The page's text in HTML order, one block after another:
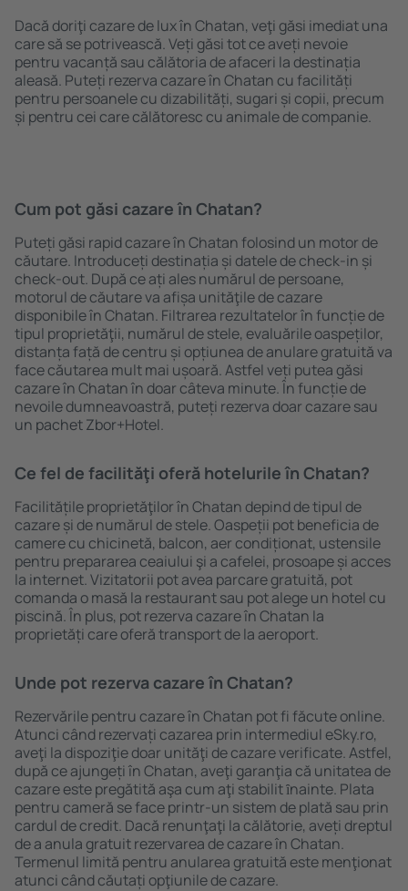
Dacă doriţi cazare de lux în Chatan, veţi găsi imediat una
care să se potrivească. Veți găsi tot ce aveți nevoie
pentru vacanță sau călătoria de afaceri la destinația
aleasă. Puteți rezerva cazare în Chatan cu facilități
pentru persoanele cu dizabilități, sugari și copii, precum
și pentru cei care călătoresc cu animale de companie.
Cum pot găsi cazare în Chatan?
Puteți găsi rapid cazare în Chatan folosind un motor de
căutare. Introduceți destinația și datele de check-in și
check-out. După ce ați ales numărul de persoane,
motorul de căutare va afișa unităţile de cazare
disponibile în Chatan. Filtrarea rezultatelor în funcție de
tipul proprietăţii, numărul de stele, evaluările oaspeților,
distanța față de centru și opțiunea de anulare gratuită va
face căutarea mult mai ușoară. Astfel veți putea găsi
cazare în Chatan în doar câteva minute. În funcție de
nevoile dumneavoastră, puteți rezerva doar cazare sau
un pachet Zbor+Hotel.
Ce fel de facilităţi oferă hotelurile în Chatan?
Facilitățile proprietăţilor în Chatan depind de tipul de
cazare și de numărul de stele. Oaspeții pot beneficia de
camere cu chicinetă, balcon, aer condiționat, ustensile
pentru prepararea ceaiului şi a cafelei, prosoape și acces
la internet. Vizitatorii pot avea parcare gratuită, pot
comanda o masă la restaurant sau pot alege un hotel cu
piscină. În plus, pot rezerva cazare în Chatan la
proprietăți care oferă transport de la aeroport.
Unde pot rezerva cazare în Chatan?
Rezervările pentru cazare în Chatan pot fi făcute online.
Atunci când rezervați cazarea prin intermediul eSky.ro,
aveţi la dispoziţie doar unităţi de cazare verificate. Astfel,
după ce ajungeți în Chatan, aveţi garanţia că unitatea de
cazare este pregătită aşa cum aţi stabilit ȋnainte. Plata
pentru cameră se face printr-un sistem de plată sau prin
cardul de credit. Dacă renunţaţi la călătorie, aveți dreptul
de a anula gratuit rezervarea de cazare în Chatan.
Termenul limită pentru anularea gratuită este menţionat
atunci când căutați opţiunile de cazare.